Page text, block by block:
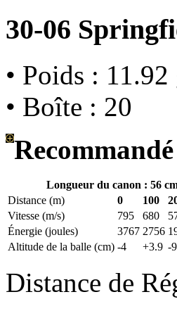
30-06
• Poids :
• Boîte : 20
Longueur du canon : 56
Distance (m)
0 100
Vitesse (m/s)
795 680
Énergie (joules)
3767 2756
Altitude de la balle (cm) -4 +3.9 -
Distance de